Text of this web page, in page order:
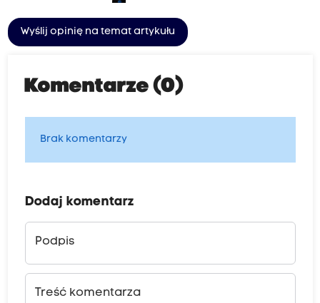
Wyślij opinię na temat artykułu
Komentarze (0)
Brak komentarzy
Dodaj komentarz
Podpis
Treść komentarza